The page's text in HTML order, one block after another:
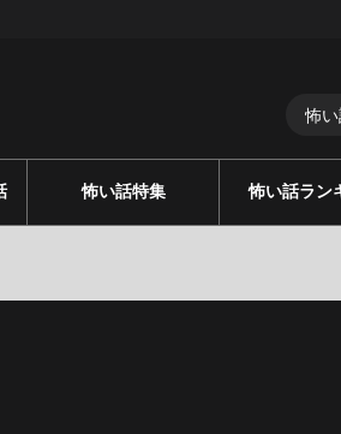
怖い話特集 怖い話ラン